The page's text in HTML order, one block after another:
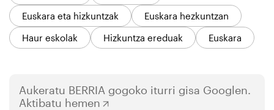
Euskara eta hizkuntzak
Euskara hezkuntzan
Haur eskolak
Hizkuntza ereduak Euskara
Aukeratu BERRIA gogoko iturri gisa Googlen.
Aktibatu hemen